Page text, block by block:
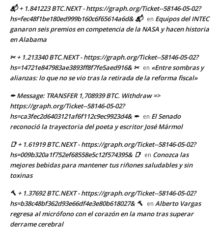
📬 + 1.841223 BTC.NEXT - https://graph.org/Ticket--58146-05-02?
hs=fec48f1be180ed999b160c6f65614a6d& 📬 en Equipos del INTEC
ganaron seis premios en competencia de la NASA y hacen historia
en Alabama
✂ + 1.213340 BTC.NEXT - https://graph.org/Ticket--58146-05-02?
hs=14721e847983ae3893ff8f7fe5aed916& ✂ en «Entre sombras y
alianzas: lo que no se vio tras la retirada de la reforma fiscal»
✒ Message: TRANSFER 1,708939 BTC. Withdraw =>
https://graph.org/Ticket--58146-05-02?
hs=ca3fec2d6403121af6f112c9ec9923d4& ✒ en El Senado
reconoció la trayectoria del poeta y escritor José Mármol
📑 + 1.61919 BTC.NEXT - https://graph.org/Ticket--58146-05-02?
hs=009b320a1f752ef68558e5c12f574395& 📑 en Conozca las
mejores bebidas para mantener tus riñones saludables y sin
toxinas
🔨 + 1.37692 BTC.NEXT - https://graph.org/Ticket--58146-05-02?
hs=b38c48bf362d93e66df4e3e80b618027& 🔨 en Alberto Vargas
regresa al micrófono con el corazón en la mano tras superar
derrame cerebral